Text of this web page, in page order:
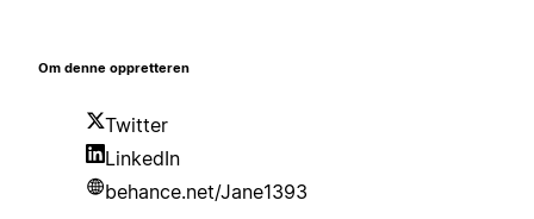
Om denne oppretteren
Twitter
LinkedIn
behance.net/Jane1393